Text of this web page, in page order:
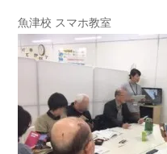
魚津校 スマホ教室